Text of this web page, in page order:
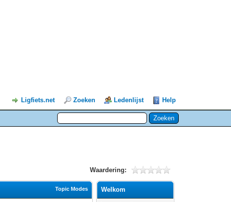
Ligfiets.net Zoeken Ledenlijst Help
Waardering:
Topic Modes Welkom